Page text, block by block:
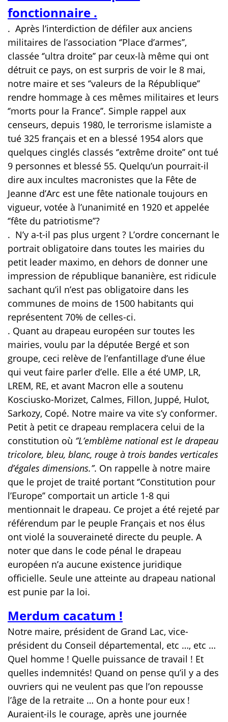
fonctionnaire .
. Après l’interdiction de défiler aux anciens
militaires de l’association ‘’Place d’armes’’,
classée ‘’ultra droite’’ par ceux-là même qui ont
détruit ce pays, on est surpris de voir le 8 mai,
notre maire et ses ‘’valeurs de la République’’
rendre hommage à ces mêmes militaires et leurs
‘’morts pour la France’’. Simple rappel aux
censeurs, depuis 1980, le terrorisme islamiste a
tué 325 français et en a blessé 1954 alors que
quelques cinglés classés ‘’extrême droite’’ ont tué
9 personnes et blessé 55. Quelqu’un pourrait-il
dire aux incultes macronistes que la Fête de
Jeanne d’Arc est une fête nationale toujours en
vigueur, votée à l’unanimité en 1920 et appelée
‘’fête du patriotisme’’?
. N’y a-t-il pas plus urgent ? L’ordre concernant le
portrait obligatoire dans toutes les mairies du
petit leader maximo, en dehors de donner une
impression de république bananière, est ridicule
sachant qu’il n’est pas obligatoire dans les
communes de moins de 1500 habitants qui
représentent 70% de celles-ci.
. Quant au drapeau européen sur toutes les
mairies, voulu par la députée Bergé et son
groupe, ceci relève de l’enfantillage d’une élue
qui veut faire parler d’elle. Elle a été UMP, LR,
LREM, RE, et avant Macron elle a soutenu
Kosciusko-Morizet, Calmes, Fillon, Juppé, Hulot,
Sarkozy, Copé. Notre maire va vite s’y conformer.
Petit à petit ce drapeau remplacera celui de la
constitution où ‘’L’emblème national est le drapeau
tricolore, bleu, blanc, rouge à trois bandes verticales
d’égales dimensions.’’. On rappelle à notre maire
que le projet de traité portant ‘’Constitution pour
l’Europe’’ comportait un article 1-8 qui
mentionnait le drapeau. Ce projet a été rejeté par
référendum par le peuple Français et nos élus
ont violé la souveraineté directe du peuple. A
noter que dans le code pénal le drapeau
européen n’a aucune existence juridique
officielle. Seule une atteinte au drapeau national
est punie par la loi.
Merdum cacatum !
Notre maire, président de Grand Lac, vice-
président du Conseil départemental, etc …, etc …
Quel homme ! Quelle puissance de travail ! Et
quelles indemnités! Quand on pense qu’il y a des
ouvriers qui ne veulent pas que l’on repousse
l’âge de la retraite … On a honte pour eux !
Auraient-ils le courage, après une journée